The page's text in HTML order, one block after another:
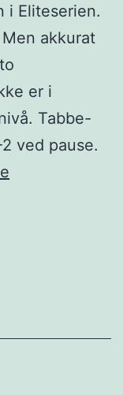
i Eliteserien.
akkurat
er i
Tabbe-
ved pause.